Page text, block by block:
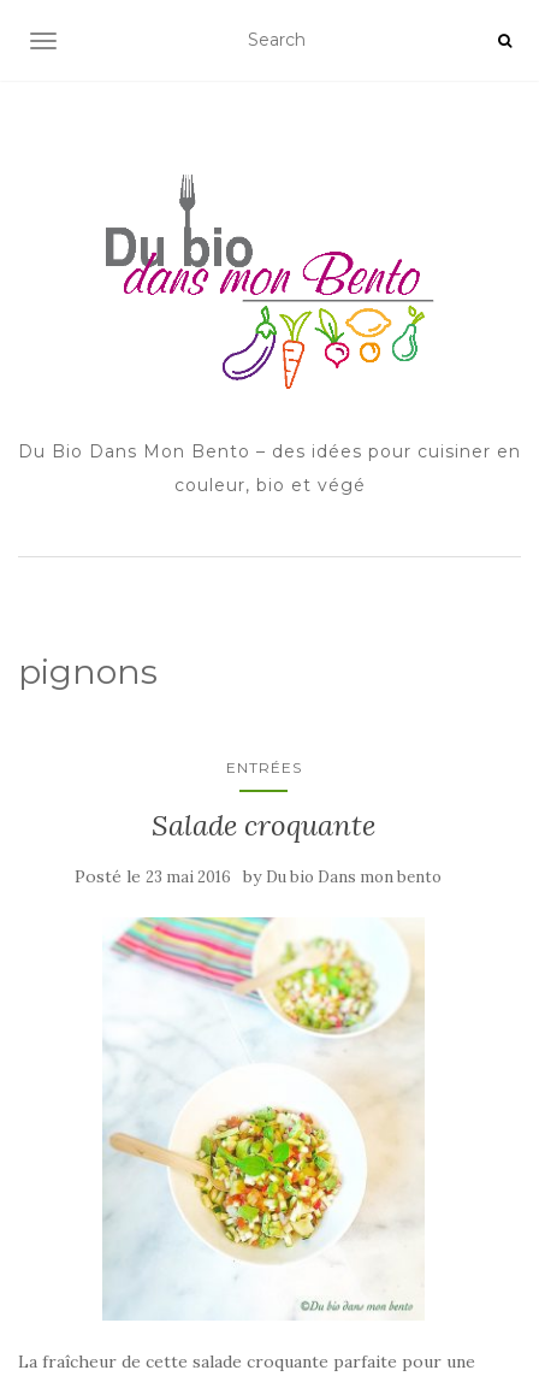
AFFICHER/MASQUER LA NAVIGATION
Du Bio Dans Mon Bento – des idées pour cuisiner en
couleur, bio et végé
pignons
ENTRÉES
Salade croquante
Posté le 23 mai 2016 by Du bio Dans mon bento
La fraîcheur de cette salade croquante parfaite pour une